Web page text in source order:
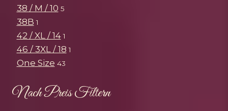
38 / M / 10 5
38B 1
42 / XL / 14 1
46 / 3XL / 18 1
One Size 43
Nach Preis Filtern